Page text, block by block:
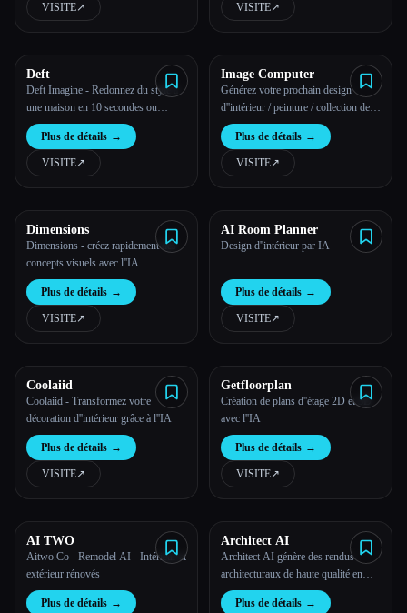
Toutes les catégories
VISITE↗︎ VISITE↗︎
Deft
Deft Imagine - Redonnez du style à
une maison en 10 secondes ou
moins. Inspiration, design
d''intérieur, mise en scène et plus
encore.
Plus de détails →
VISITE↗︎
Image Computer
Générez votre prochain design
d''intérieur / peinture / collection de
mode / concept art
Plus de détails →
VISITE↗︎
Dimensions
Dimensions - créez rapidement des
concepts visuels avec l''IA
Plus de détails →
VISITE↗︎
AI Room Planner
Design d''intérieur par IA
Plus de détails →
VISITE↗︎
Coolaiid
Coolaiid - Transformez votre
décoration d''intérieur grâce à l''IA
Plus de détails →
VISITE↗︎
Getfloorplan
Création de plans d''étage 2D et 3D
avec l''IA
Plus de détails →
VISITE↗︎
AI TWO
Aitwo.Co - Remodel AI - Intérieur et
extérieur rénovés
Plus de détails →
Architect AI
Architect AI génère des rendus
architecturaux de haute qualité en
quelques secondes seulement.
Plus de détails →